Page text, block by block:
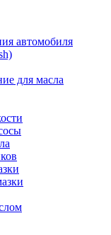
автомобиля
для масла